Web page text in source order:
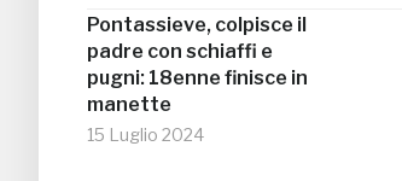
Pontassieve, colpisce il
padre con schiaffi e
pugni: 18enne finisce in
manette
15 Luglio 2024